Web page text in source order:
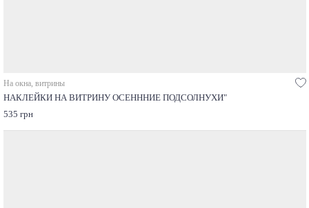
На окна, витрины
НАКЛЕЙКИ НА ВИТРИНУ ОСЕНННИЕ ПОДСОЛНУХИ"
535 грн